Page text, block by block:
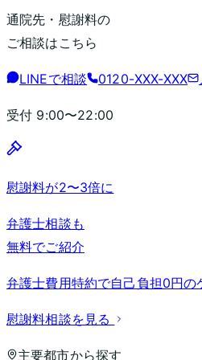
通院先・慰謝料の
ご相談はこちら
LINEで相談 0120-XXX-XXX
受付 9:00〜22:00
慰謝料が2〜3倍に
弁護士相談も
無料でご紹介
弁護士費用特約で自己負担0円
慰謝料相談を見る
主要都市から探す